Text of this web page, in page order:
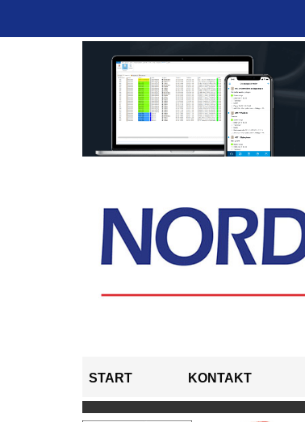
START KONTAKT